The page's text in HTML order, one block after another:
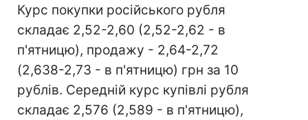
Курс покупки російського рубля
складає 2,52-2,60 (2,52-2,62 - в
п'ятницю), продажу - 2,64-2,72
(2,638-2,73 - в п'ятницю) грн за 10
рублів. Середній курс купівлі рубля
складає 2,576 (2,589 - в п'ятницю),